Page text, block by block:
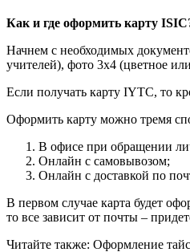
Как и где оформить карту
Начнем с необходимых
учителей), фото 3х4 (цветное
Если получать карту IYTC, то
Оформить карту можно тремя
В офисе при обращении
Онлайн с самовывозом;
Онлайн с доставкой по
В первом случае карта будет
то все зависит от почты –
Читайте также: Оформление